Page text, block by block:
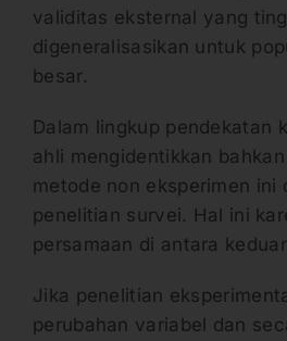
validitas eksternal yang
digeneralisasikan untuk
besar.
Dalam lingkup pendekatan
ahli mengidentikkan
metode non eksperimen ini
penelitian survei. Hal ini
persamaan di antara
Jika penelitian
perubahan variabel dan